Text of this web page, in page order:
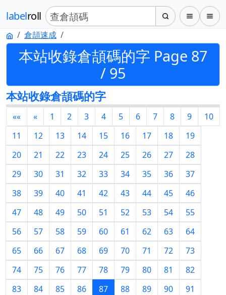
labelroll
倉頡速成
本站收錄倉頡碼的字 Page 87
/ 95
本站收錄倉頡碼的字
«« « 1 2 3 4 5 6 7 8 9
10
11
12 13 14 15 16 17 18
19
20
21 22 23 24 25 26 27
28
29
30 31 32 33 34 35 36
37
38
39 40 41 42 43 44 45
46
47
48 49 50 51 52 53 54
55
56
57 58 59 60 61 62 63
64
65
66 67 68 69 70 71 72
73
74
75 76 77 78 79 80 81
82
83
84 85 86 87 88 89 90
91